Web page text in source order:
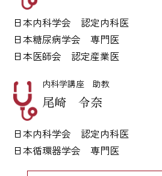
日本内科学会 認定内科医
日本糖尿病学会 専門医
日本医師会 認定産業医
内科学講座 助教
尾崎 令奈
日本内科学会 認定内科医
日本循環器学会 専門医